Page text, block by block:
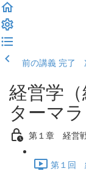
前の講義 完了
経営学
ターマ
第１章 経営
第１回